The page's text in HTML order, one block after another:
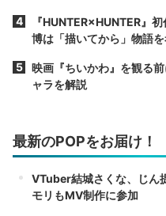
『HUNTER×HUNTER』
博は「描いてから」物語を
映画『ちいかわ』を観る
ャラを解説
最新のPOPをお届け！
VTuber結城さくな、じん
モリもMV制作に参加